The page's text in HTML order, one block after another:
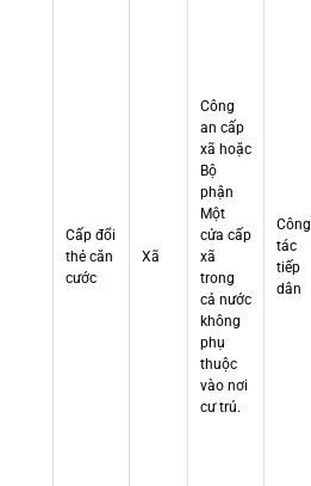
Cấp đổi
thẻ căn
cước
Xã
Công
an cấp
xã hoặc
Bộ
phận
Một
cửa cấp
xã
trong
cả nước
không
phụ
thuộc
vào nơi
cư trú.
Công
tác
tiếp
dân